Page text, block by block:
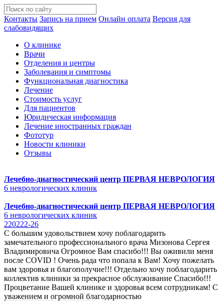
Контакты Запись на прием Онлайн оплата Версия для
слабовидящих
О клинике
Врачи
Отделения и центры
Заболевания и симптомы
Функциональная диагностика
Лечение
Стоимость услуг
Для пациентов
Юридическая информация
Лечение иностранных граждан
Фототур
Новости клиники
Отзывы
Лечебно-диагностический центр ПЕРВАЯ НЕВРОЛОГИЯ
6 неврологических клиник
Лечебно-диагностический центр ПЕРВАЯ НЕВРОЛОГИЯ
6 неврологических клиник
220222-26
С большим удовольствием хочу поблагодарить
замечательного профессионального врача Мизонова Сергея
Владимировича Огромное Вам спасибо!!! Вы оживили меня
после COVID ! Очень рада что попала к Вам! Хочу пожелать
вам здоровья и благополучие!!! Отдельно хочу поблагодарить
коллектив клиники за прекрасное обслуживание Спасибо!!!
Процветание Вашей клинике и здоровья всем сотрудникам! С
уважением и огромной благодарностью